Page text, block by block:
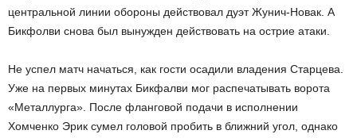
центральной линии обороны действовал дуэт Жунич-Новак. А
Бикфолви снова был вынужден действовать на острие атаки.
Не успел матч начаться, как гости осадили владения Старцева.
Уже на первых минутах Бикфалви мог распечатывать ворота
«Металлурга». После фланговой подачи в исполнении
Хомченко Эрик сумел головой пробить в ближний угол, однако